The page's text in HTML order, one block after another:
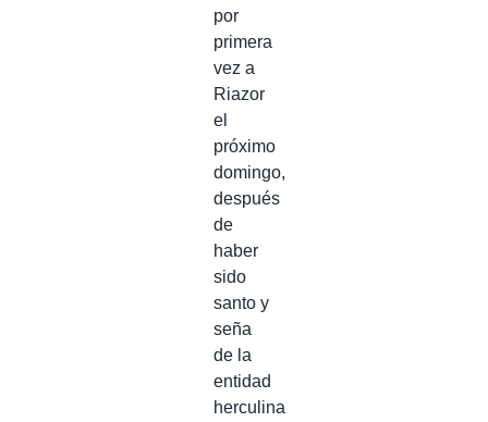
por
primera
vez a
Riazor
el
próximo
domingo,
después
de
haber
sido
santo y
seña
de la
entidad
herculina